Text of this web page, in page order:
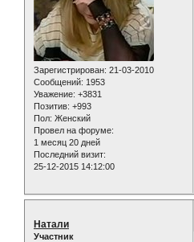
Зарегистрирован: 21-03-2010
Сообщений: 1953
Уважение: +3831
Позитив: +993
Пол: Женский
Провел на форуме:
1 месяц 20 дней
Последний визит:
25-12-2015 14:12:00
Натали
Участник